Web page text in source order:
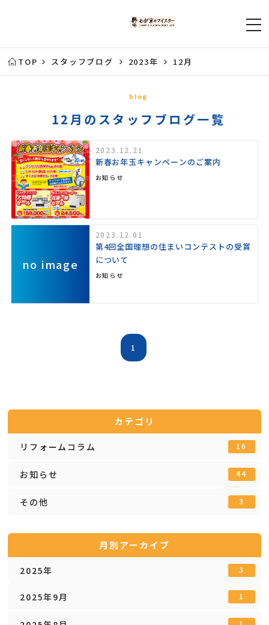
TOP スタッフブログ 2023年 12月
blog
12月のスタッフブログ一覧
2023.12.21
新春お年玉キャンペーンのご案内
お知らせ
no image
2023.12.01
第4回全国理想の住まいコンテストの受賞
について
お知らせ
1
カテゴリ
リフォームコラム 16
お知らせ 44
その他 3
月別アーカイブ
2025年 3
2025年9月 1